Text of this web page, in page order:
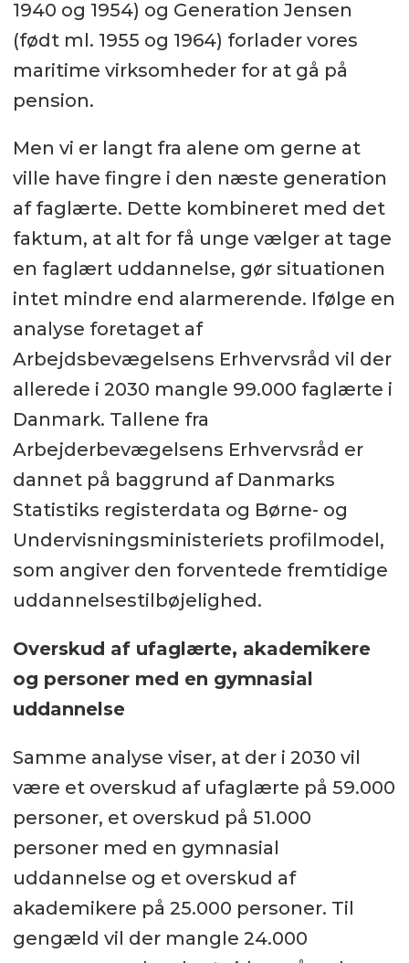
1940 og 1954) og Generation Jensen
(født ml. 1955 og 1964) forlader vores
maritime virksomheder for at gå på
pension.
Men vi er langt fra alene om gerne at
ville have fingre i den næste generation
af faglærte. Dette kombineret med det
faktum, at alt for få unge vælger at tage
en faglært uddannelse, gør situationen
intet mindre end alarmerende. Ifølge en
analyse foretaget af
Arbejdsbevægelsens Erhvervsråd vil der
allerede i 2030 mangle 99.000 faglærte i
Danmark. Tallene fra
Arbejderbevægelsens Erhvervsråd er
dannet på baggrund af Danmarks
Statistiks registerdata og Børne- og
Undervisningsministeriets profilmodel,
som angiver den forventede fremtidige
uddannelsestilbøjelighed.
Overskud af ufaglærte, akademikere
og personer med en gymnasial
uddannelse
Samme analyse viser, at der i 2030 vil
være et overskud af ufaglærte på 59.000
personer, et overskud på 51.000
personer med en gymnasial
uddannelse og et overskud af
akademikere på 25.000 personer. Til
gengæld vil der mangle 24.000